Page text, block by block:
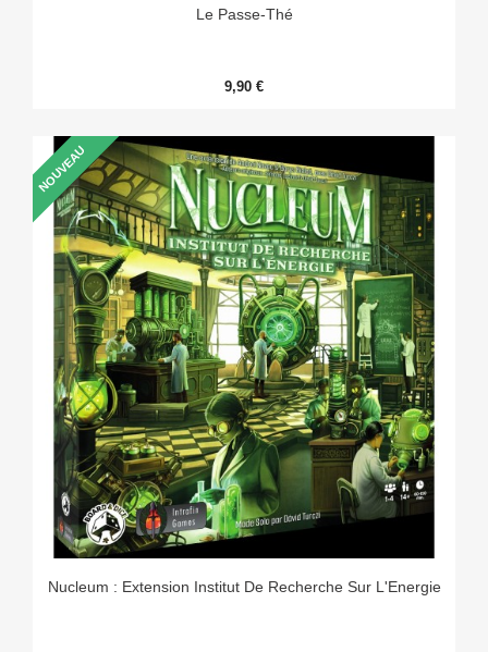
Le Passe-Thé
9,90 €
Nucleum : Extension Institut De Recherche Sur L'Energie
NOUVEAU